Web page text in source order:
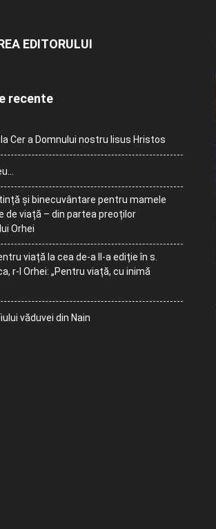
EDITORULUI
recente
Cer a Domnului nostru Iisus Hristos
și binecuvântare pentru mamele
de viață – din partea preoților
Orhei
viață la cea de-a II-a ediție în s.
r-l Orhei: „Pentru viață, cu inimă
văduvei din Nain